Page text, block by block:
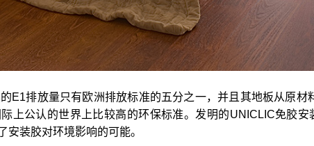
E1排放量只有欧洲排放标准的五分之一，并且其地板从原材
上公认的世界上比较高的环保标准。发明的UNICLIC免胶
装胶对环境影响的可能。